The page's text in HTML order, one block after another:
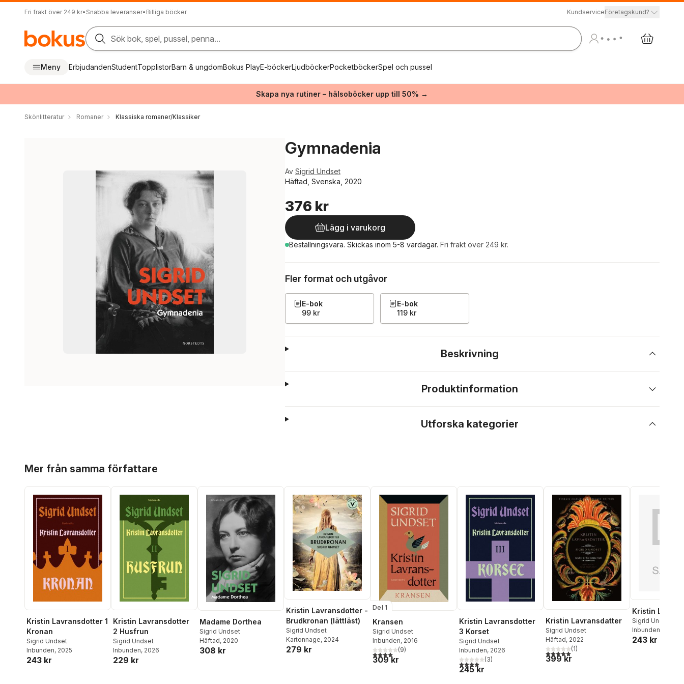
Fri frakt över 249 kr• Snabba leveranser• Billiga böcker KundserviceFöretagskund?
Sök bok, spel, pussel, penna...
Meny ErbjudandenStudentTopplistorBarn & ungdomBokus PlayE-böckerLjudböckerPocketböckerSpel och pussel
Skapa nya rutiner – hälsoböcker upp till 50% →
Skönlitteratur Romaner Klassiska romaner/Klassiker
Gymnadenia
Av Sigrid Undset
Häftad, Svenska, 2020
376 kr
Lägg i varukorg
Beställningsvara. Skickas inom 5-8 vardagar. Fri frakt över 249 kr.
Fler format och utgåvor
E-bok
99 kr
E-bok
119 kr
Beskrivning
Produktinformation
Utforska kategorier
Mer från samma författare
Kristin Lavransdotter 1
Kronan
Sigrid Undset
Inbunden, 2025
243 kr
Kristin Lavransdotter
2 Husfrun
Sigrid Undset
Inbunden, 2026
229 kr
Madame Dorthea
Sigrid Undset
Häftad, 2020
308 kr
Kristin Lavransdotter -
Brudkronan (lättläst)
Sigrid Undset
Kartonnage, 2024
279 kr
Del 1
Kransen
Sigrid Undset
Inbunden, 2016
4,0utav 5 stjärnor. Totalt antal röster:
(9)
309 kr
Kristin Lavransdotter
3 Korset
Sigrid Undset
Inbunden, 2026
4,0utav 5 stjärnor. Totalt antal röster:
(3)
245 kr
Kristin Lavransdatter
Sigrid Undset
Häftad, 2022
5,0utav 5 stjärnor. Totalt antal röster:
(1)
399 kr
Kristin
Sigrid Undset
Inbunden
243 kr